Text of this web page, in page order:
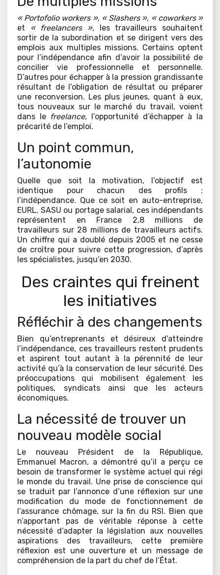
« Portofolio workers », « Slashers », « coworkers »
et
« freelancers », les travailleurs souhaitent
sortir de la subordination et se dirigent vers des
emplois aux multiples missions. Certains optent
pour l’indépendance afin d’avoir la possibilité de
concilier vie professionnelle et personnelle.
D’autres pour échapper à la pression grandissante
résultant de l’obligation de résultat ou préparer
une reconversion. Les plus jeunes, quant à eux,
tous nouveaux sur le marché du travail, voient
dans le freelance, l’opportunité d’échapper à la
précarité de l’emploi.
Un point commun,
l’autonomie
Quelle que soit la motivation, l’objectif est
identique pour chacun des profils :
l’indépendance. Que ce soit en auto-entreprise,
EURL, SASU ou portage salarial, ces indépendants
représentent en France 2,8 millions de
travailleurs sur 28 millions de travailleurs actifs.
Un chiffre qui a doublé depuis 2005 et ne cesse
de croître pour suivre cette progression, d’après
les spécialistes, jusqu’en 2030.
Des craintes qui freinent
les initiatives
Réfléchir à des changements
Bien qu’entreprenants et désireux d’atteindre
l’indépendance, ces travailleurs restent prudents
et aspirent tout autant à la pérennité de leur
activité qu’à la conservation de leur sécurité. Des
préoccupations qui mobilisent également les
politiques, syndicats ainsi que les acteurs
économiques.
La nécessité de trouver un
nouveau modèle social
Le nouveau Président de la République,
Emmanuel Macron, a démontré qu’il a perçu ce
besoin de transformer le système actuel qui régi
le monde du travail. Une prise de conscience qui
se traduit par l’annonce d’une réflexion sur une
modification du mode de fonctionnement de
l’assurance chômage, sur la fin du RSI. Bien que
n’apportant pas de véritable réponse à cette
nécessité d’adapter la législation aux nouvelles
aspirations des travailleurs, cette première
réflexion est une ouverture et un message de
compréhension de la part du chef de l’État.